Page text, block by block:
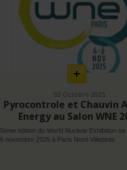
savoir
plus
03 Octobre 2025
Pyrocontrole et Chauvin
Energy au Salon WNE
édition du World Nuclear Exhibition
novembre 2025 à Paris Nord Villepinte.